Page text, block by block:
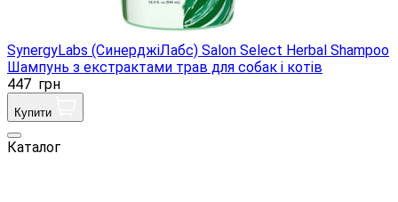
SynergyLabs (СинерджіЛабс) Salon Select Herbal Shampoo
Шампунь з екстрактами трав для собак і котів
447 грн
Купити
Каталог